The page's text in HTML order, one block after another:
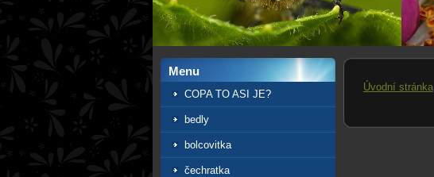
Menu
COPA TO ASI JE?
bedly
bolcovitka
čechratka
Úvodní stránka